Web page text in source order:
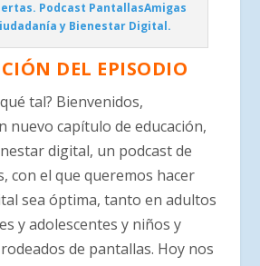
Podcast PantallasAmigas
y Bienestar Digital.
DEL EPISODIO
tal? Bienvenidos,
nuevo capítulo de educación,
digital, un podcast de
con el que queremos hacer
sea óptima, tanto en adultos
y adolescentes y niños y
de pantallas. Hoy nos